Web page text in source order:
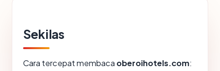
Sekilas
Cara tercepat membaca oberoihotels.com: